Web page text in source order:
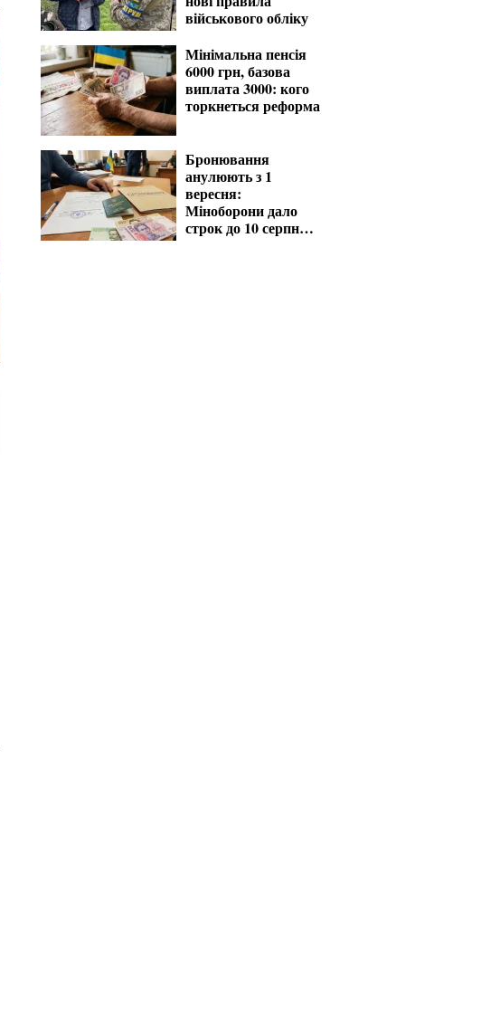
військового обліку
Мінімальна пенсія
6000 грн, базова
виплата 3000: кого
торкнеться реформа
Бронювання
анулюють з 1
вересня:
Міноборони дало
строк до 10 серпня